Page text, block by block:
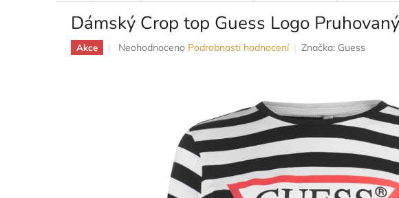
Dámský Crop top Guess Logo Pruhovaný
Akce
Průměrné
Neohodnoceno Podrobnosti hodnocení Značka: Guess